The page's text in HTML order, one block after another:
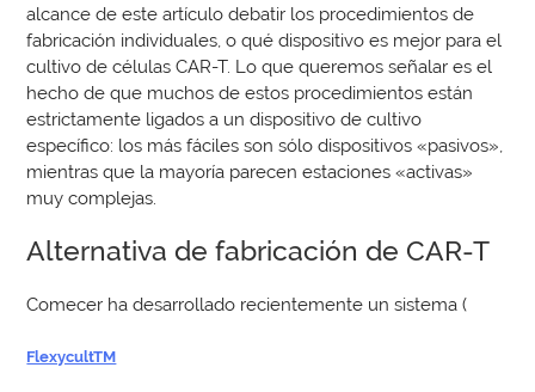
alcance de este artículo debatir los procedimientos de
fabricación individuales, o qué dispositivo es mejor para el
cultivo de células CAR-T. Lo que queremos señalar es el
hecho de que muchos de estos procedimientos están
estrictamente ligados a un dispositivo de cultivo
específico: los más fáciles son sólo dispositivos «pasivos»,
mientras que la mayoría parecen estaciones «activas»
muy complejas.
Alternativa de fabricación de CAR-T
Comecer ha desarrollado recientemente un sistema (
FlexycultTM